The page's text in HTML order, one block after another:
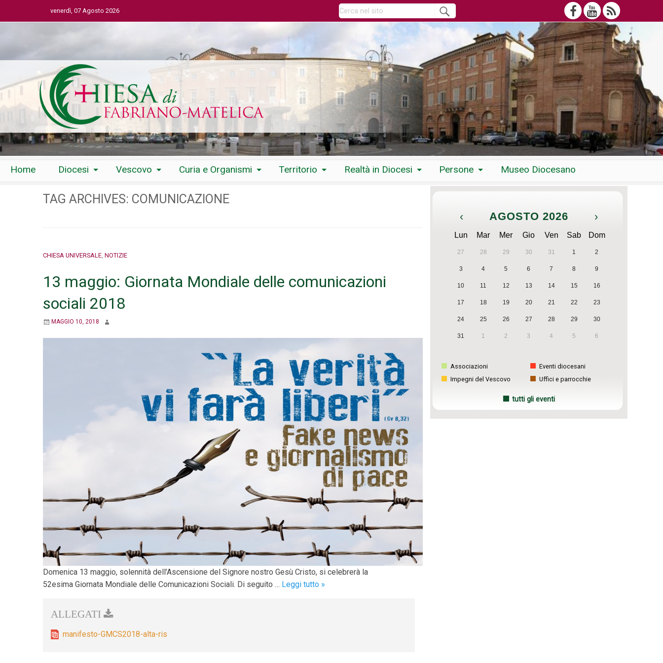
venerdì, 07 Agosto 2026
Home Diocesi Vescovo Curia e Organismi Territorio Realtà in Diocesi Persone Museo Diocesano
TAG ARCHIVES: COMUNICAZIONE
CHIESA UNIVERSALE NOTIZIE
13 maggio: Giornata Mondiale delle comunicazioni
sociali 2018
MAGGIO 10, 2018
Domenica 13 maggio, solennità dell’Ascensione del Signore nostro Gesù Cristo, si celebrerà la
52esima Giornata Mondiale delle Comunicazioni Sociali. Di seguito … Leggi tutto 13
»
manifesto-GMCS2018-alta-ris
‹ AGOSTO 2026 ›
Lun Mar Mer Gio Ven Sab Dom
27 28 29 30 31 1 2
3 4 5 6 7 8 9
10 11 12 13 14 15 16
17 18 19 20 21 22 23
24 25 26 27 28 29 30
31 1 2 3 4 5 6
Associazioni
Eventi diocesani
Impegni del Vescovo
Uffici e parrocchie
tutti gli eventi